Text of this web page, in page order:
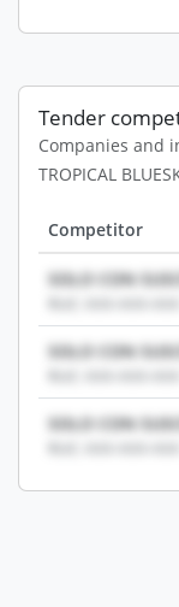
Tender
Companies and
TROPICAL
Competitor
SOLO CON
SOLO CON
SOLO CON